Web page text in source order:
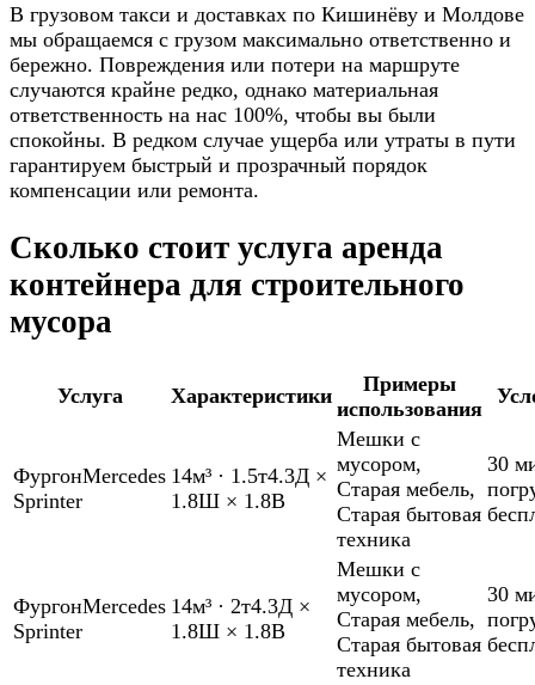
В грузовом такси и доставках по Кишинёву и Молдове
мы обращаемся с грузом максимально ответственно и
бережно. Повреждения или потери на маршруте
случаются крайне редко, однако материальная
ответственность на нас 100%, чтобы вы были
спокойны. В редком случае ущерба или утраты в пути
гарантируем быстрый и прозрачный порядок
компенсации или ремонта.
Сколько стоит услуга аренда
контейнера для строительного
мусора
Услуга Характеристики
Примеры
использования
ФургонMercedes
Sprinter
14м³ · 1.5т4.3Д ×
1.8Ш × 1.8В
Мешки с
мусором,
Старая мебель,
Старая бытовая
техника
30
ФургонMercedes
Sprinter
14м³ · 2т4.3Д ×
1.8Ш × 1.8В
Мешки с
мусором,
Старая мебель,
Старая бытовая
техника
30